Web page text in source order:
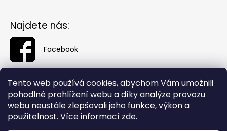
Tento web používá cookies, abychom Vám umožnili
pohodlné prohlížení webu a díky analýze provozu
webu neustále zlepšovali jeho funkce, výkon a
použitelnost. Více informací zde.
Najdete nás:
Facebook